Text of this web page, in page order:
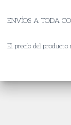
ENVÍOS A TODA
El precio del